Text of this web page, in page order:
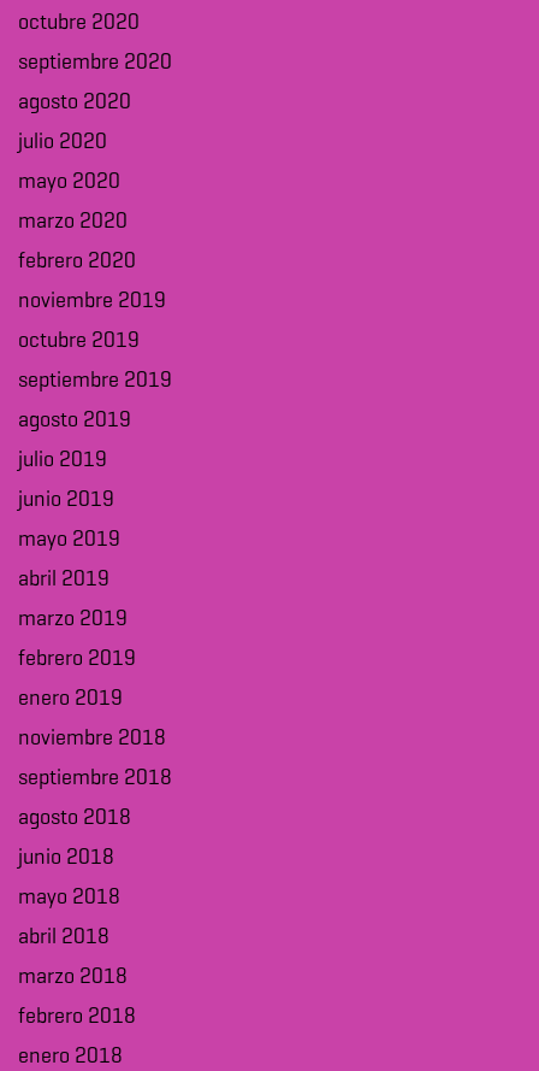
octubre 2020
septiembre 2020
agosto 2020
julio 2020
mayo 2020
marzo 2020
febrero 2020
noviembre 2019
octubre 2019
septiembre 2019
agosto 2019
julio 2019
junio 2019
mayo 2019
abril 2019
marzo 2019
febrero 2019
enero 2019
noviembre 2018
septiembre 2018
agosto 2018
junio 2018
mayo 2018
abril 2018
marzo 2018
febrero 2018
enero 2018